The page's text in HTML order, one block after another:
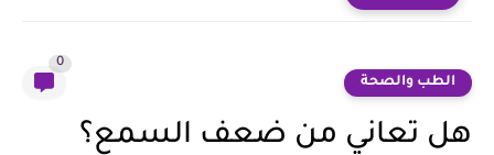
الطب والصحة
0
هل تعاني من ضعف السمع؟